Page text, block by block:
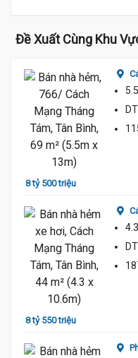
Đề Xuất Cùng Khu
8 tỷ 500 triệu
8 tỷ 550 triệu